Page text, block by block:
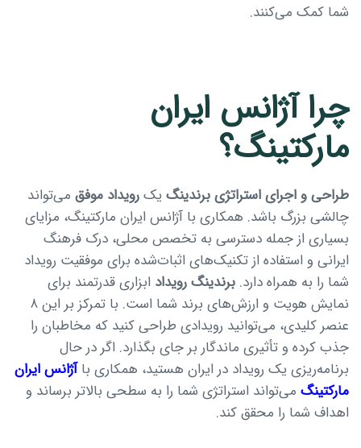
شما کمک می‌کنند.
چرا آژانس ایران
مارکتینگ؟
طراحی و اجرای استراتژی برندینگ یکرویداد موفق می‌تواند
چالشی بزرگ باشد. همکاری با آژانس ایران مارکتینگ، مزایای
بسیاری از جمله دسترسی به تخصص محلی، درک فرهنگ
ایرانی و استفاده از تکنیک‌های اثبات‌شده برای موفقیت رویداد
شما را به همراه دارد. برندینگ رویداد ابزاری قدرتمند برای
نمایش هویت و ارزش‌های برند شما است. با تمرکز بر این ۸
عنصر کلیدی، می‌توانید رویدادی طراحی کنید که مخاطبان را
جذب کرده و تأثیری ماندگار بر جای بگذارد. اگر در حال
برنامه‌ریزی یک رویداد در ایران هستید، همکاری باآژانس ایران
مارکتینگ می‌تواند استراتژی شما را به سطحی بالاتر برساند و
اهداف شما را محقق کند.